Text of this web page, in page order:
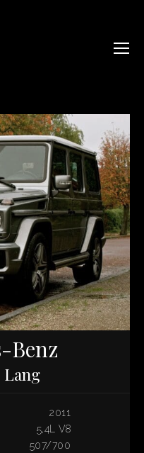
Benz
Lang
2011
5,4L V8
507/700